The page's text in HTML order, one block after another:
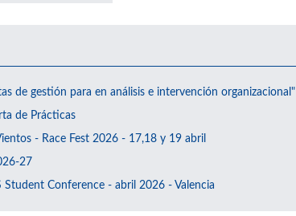
de gestión para en análisis e intervención organizacional"
de Prácticas
- Race Fest 2026 - 17,18 y 19 abril
27
Student Conference - abril 2026 - Valencia